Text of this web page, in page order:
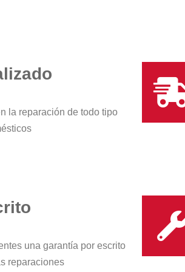
la reparación de todo tipo
una garantía por escrito
reparaciones